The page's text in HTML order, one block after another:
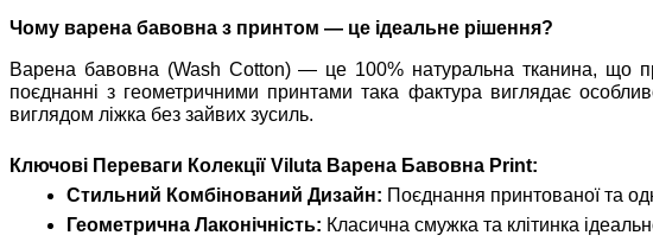
Чому варена бавовна з принтом — це ідеальне рішення?
Варена бавовна (Wash Cotton) — це 100% натуральна тканина, що
поєднанні з геометричними принтами така фактура виглядає
виглядом ліжка без зайвих зусиль.
Ключові Переваги Колекції Viluta Варена Бавовна Print:
Стильний Комбінований Дизайн: Поєднання принтованої та
Геометрична Лаконічність: Класична смужка та клітинка